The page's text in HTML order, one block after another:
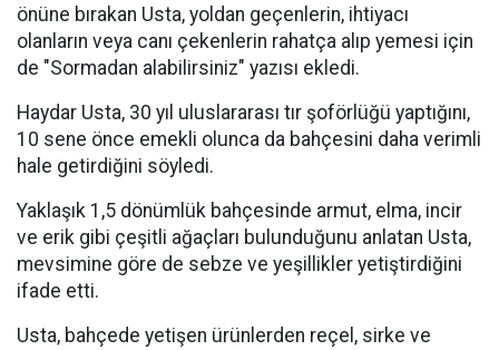
önüne bırakan Usta, yoldan geçenlerin, ihtiyacı
olanların veya canı çekenlerin rahatça alıp yemesi için
de "Sormadan alabilirsiniz" yazısı ekledi.
Haydar Usta, 30 yıl uluslararası tır şoförlüğü yaptığını,
10 sene önce emekli olunca da bahçesini daha verimli
hale getirdiğini söyledi.
Yaklaşık 1,5 dönümlük bahçesinde armut, elma, incir
ve erik gibi çeşitli ağaçları bulunduğunu anlatan Usta,
mevsimine göre de sebze ve yeşillikler yetiştirdiğini
ifade etti.
Usta, bahçede yetişen ürünlerden reçel, sirke ve